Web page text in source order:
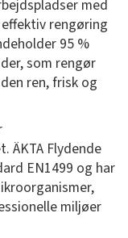
med
rengøring
95 %
som rengør
ren, frisk og
ÄKTA Flydende
EN1499 og har
miljøer